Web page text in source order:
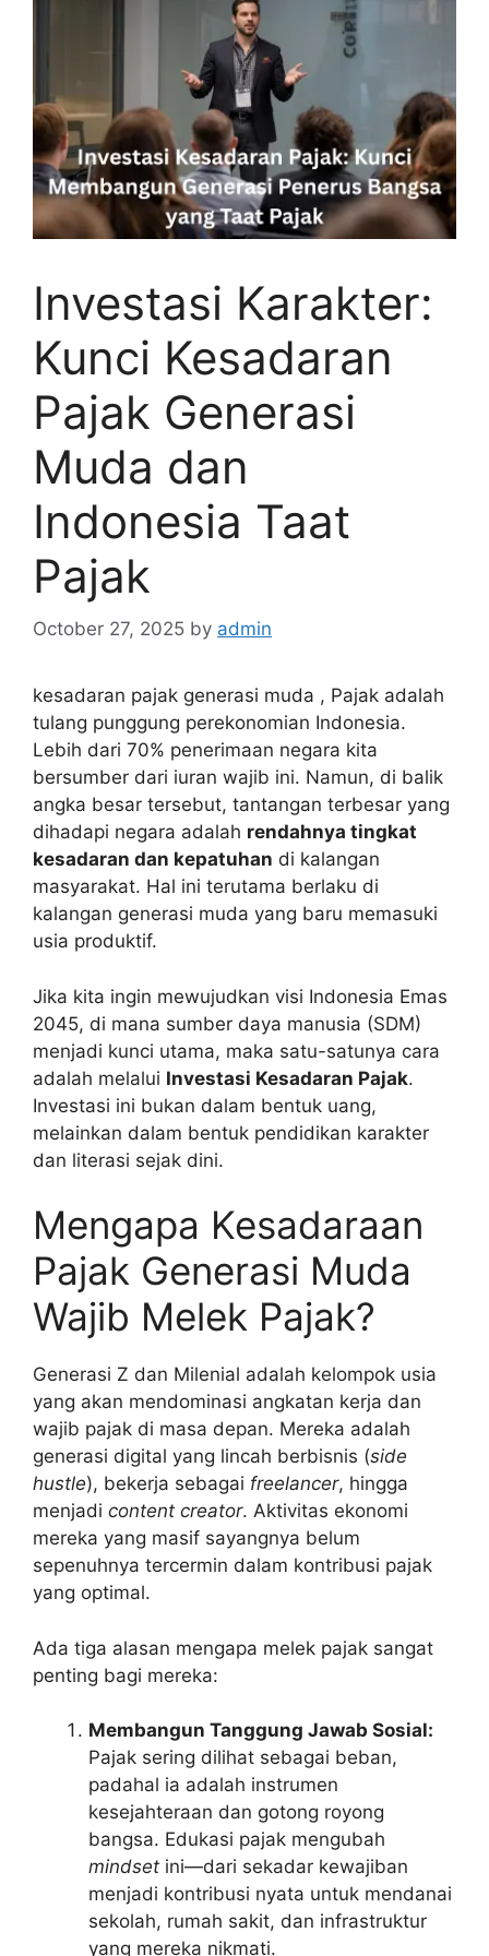
Investasi Karakter:
Kunci Kesadaran
Pajak Generasi
Muda dan
Indonesia Taat
Pajak
October 27, 2025 by admin
kesadaran pajak generasi muda , Pajak adalah
tulang punggung perekonomian Indonesia.
Lebih dari 70% penerimaan negara kita
bersumber dari iuran wajib ini. Namun, di balik
angka besar tersebut, tantangan terbesar yang
dihadapi negara adalah rendahnya tingkat
kesadaran dan kepatuhan di kalangan
masyarakat. Hal ini terutama berlaku di
kalangan generasi muda yang baru memasuki
usia produktif.
Jika kita ingin mewujudkan visi Indonesia Emas
2045, di mana sumber daya manusia (SDM)
menjadi kunci utama, maka satu-satunya cara
adalah melalui Investasi Kesadaran Pajak.
Investasi ini bukan dalam bentuk uang,
melainkan dalam bentuk pendidikan karakter
dan literasi sejak dini.
Mengapa Kesadaraan
Pajak Generasi Muda
Wajib Melek Pajak?
Generasi Z dan Milenial adalah kelompok usia
yang akan mendominasi angkatan kerja dan
wajib pajak di masa depan. Mereka adalah
generasi digital yang lincah berbisnis (side
hustle), bekerja sebagai freelancer, hingga
menjadi content creator. Aktivitas ekonomi
mereka yang masif sayangnya belum
sepenuhnya tercermin dalam kontribusi pajak
yang optimal.
Ada tiga alasan mengapa melek pajak sangat
penting bagi mereka:
Membangun Tanggung Jawab Sosial:
Pajak sering dilihat sebagai beban,
padahal ia adalah instrumen
kesejahteraan dan gotong royong
bangsa. Edukasi pajak mengubah
mindset ini—dari sekadar kewajiban
menjadi kontribusi nyata untuk mendanai
sekolah, rumah sakit, dan infrastruktur
yang mereka nikmati.